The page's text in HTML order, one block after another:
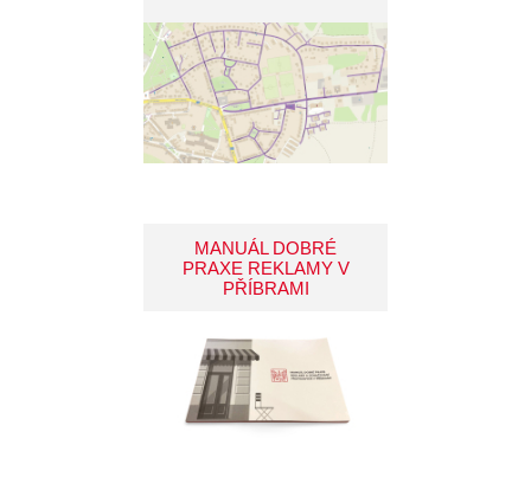
MANUÁL DOBRÉ
PRAXE REKLAMY V
PŘÍBRAMI